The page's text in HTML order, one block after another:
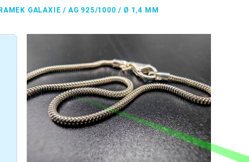
GALAXIE / AG 925/1000 / Ø 1,4 MM